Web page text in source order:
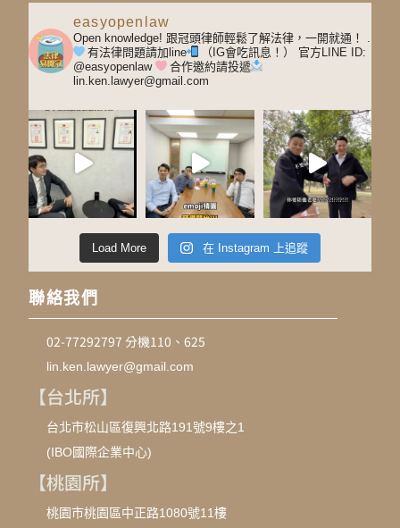
easyopenlaw
Open knowledge! 跟冠頭律師輕鬆了解法律，一開就通！
有法律問題請加line
（IG會吃訊息！）
官方LINE ID:
@easyopenlaw
合作邀約請投遞
lin.ken.lawyer@gmail.com
Load More 在 Instagram 上追蹤
聯絡我們
02-77292797 分機110、625
lin.ken.lawyer@gmail.com
【台北所】
台北市松山區復興北路191號9樓之1
(IBO國際企業中心)
【桃園所】
桃園市桃園區中正路1080號11樓